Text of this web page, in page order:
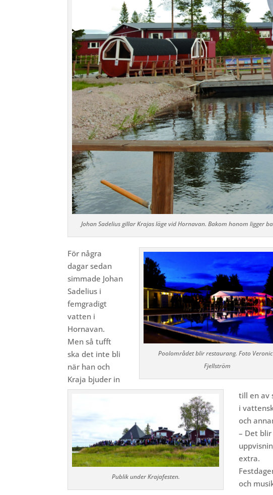
Johan Sadelius gillar Krajas läge vid Hornavan. Bakom honom ligger
Poolområdet blir restaurang. Foto
Fjellström
Publik under Krajafesten.
För några
dagar sedan
simmade Johan
Sadelius i
femgradigt
vatten i
Hornavan.
Men så tufft
ska det inte bli
när han och
Kraja bjuder in
till en av
i
och
– Det
extra.
och